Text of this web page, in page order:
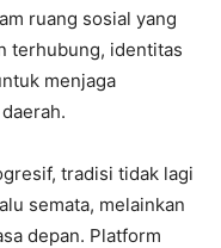
ruang sosial yang
terhubung, identitas
menjaga
tradisi tidak lagi
semata, melainkan
depan. Platform